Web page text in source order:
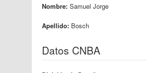
Nombre: Samuel Jorge
Apellido: Bosch
Datos CNBA